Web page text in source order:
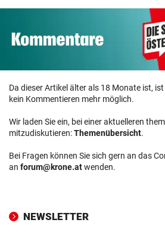
Da dieser Artikel älter als 18 Monate ist,
kein Kommentieren mehr möglich.
Wir laden Sie ein, bei einer aktuelleren
mitzudiskutieren:Themenübersicht.
Bei Fragen können Sie sich gern an das
an forum@krone.atwenden.
NEWSLETTER